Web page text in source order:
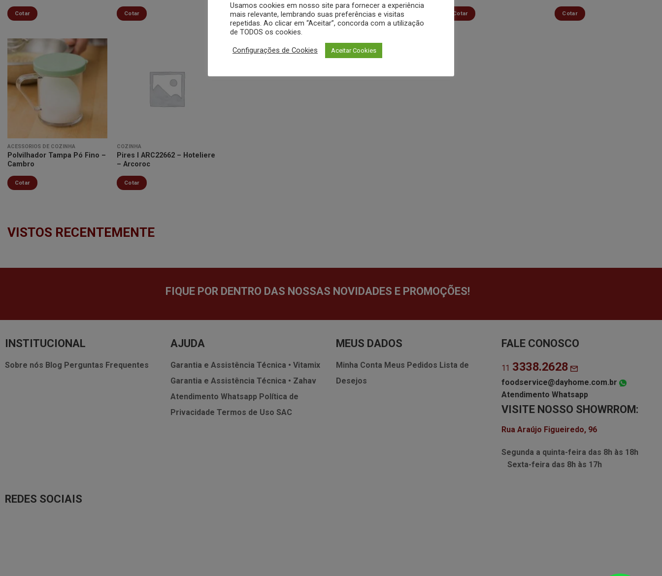
Cotar Cotar Cotar Cotar Cotar Cotar
Minha
ACESSÓRIOS DE COZINHA
Polvilhador Tampa Pó Fino –
Cambro
Cotar
COZINHA
Pires I ARC22662 – Hoteliere
– Arcoroc
Cotar
VISTOS RECENTEMENTE
FIQUE POR DENTRO DAS NOSSAS NOVIDADES E PROMOÇÕES!
INSTITUCIONAL
Sobre nós Blog Perguntas Frequentes
AJUDA
Garantia e Assistência Técnica • Vitamix
Garantia e Assistência Técnica • Zahav
Atendimento Whatsapp Política de
Privacidade Termos de Uso SAC
MEUS DADOS
Minha Conta Meus Pedidos Lista de
Desejos
FALE CONOSCO
11 3338.2628
foodservice@dayhome.com.br
Atendimento Whatsapp
VISITE NOSSO SHOWRROM:
Rua Araújo Figueiredo, 96
Segunda a quinta-feira das 8h às 18h
Sexta-feira das 8h às 17h
REDES SOCIAIS
Usamos cookies em nosso site para fornecer a experiência
mais relevante, lembrando suas preferências e visitas
repetidas. Ao clicar em “Aceitar”, concorda com a utilização
de TODOS os cookies.
Configurações de Cookies Aceitar Cookies